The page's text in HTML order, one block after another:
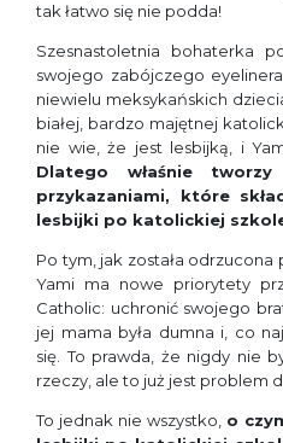
tak łatwo się nie podda!
Szesnastoletnia bohaterka
swojego zabójczego
niewielu meksykańskich
białej, bardzo majętnej
nie wie, że jest lesbijką, i
Dlatego właśnie
przykazaniami, które
lesbijki po katolickiej
Po tym, jak została odrzucona
Yami ma nowe priorytety
Catholic: uchronić swojego
jej mama była dumna i, co
się. To prawda, że nigdy nie
rzeczy, ale to już jest problem
To jednak nie wszystko, o